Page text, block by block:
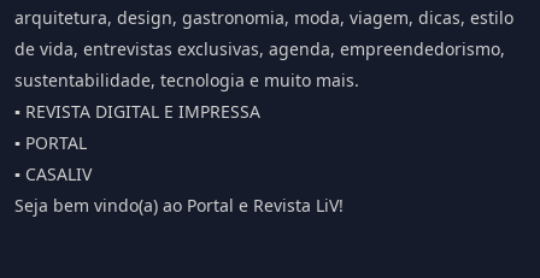
arquitetura, design, gastronomia, moda, viagem, dicas, estilo
de vida, entrevistas exclusivas, agenda, empreendedorismo,
sustentabilidade, tecnologia e muito mais.
▪️ REVISTA DIGITAL E IMPRESSA
▪️ PORTAL
▪️ CASALIV
Seja bem vindo(a) ao Portal e Revista LiV!